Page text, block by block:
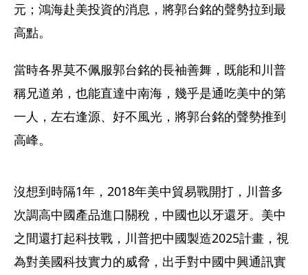
元；鴻海赴美投資的消息，將郭台銘的聲勢拉到最
高點。
當時各界莫不佩服郭台銘的長袖善舞，既能和川普
稱兄道弟，也能直達中南海，幾乎是通吃美中的第
一人，左右逢源、好不風光，將郭台銘的聲勢推到
高峰。
沒想到時隔1年，2018年美中貿易戰開打，川普多
次調高中國產品進口關稅，中國也以牙還牙。美中
之間還打起科技戰，川普把中國製造2025計畫，視
為對美國科技實力的威脅，出手對中國中興通訊實